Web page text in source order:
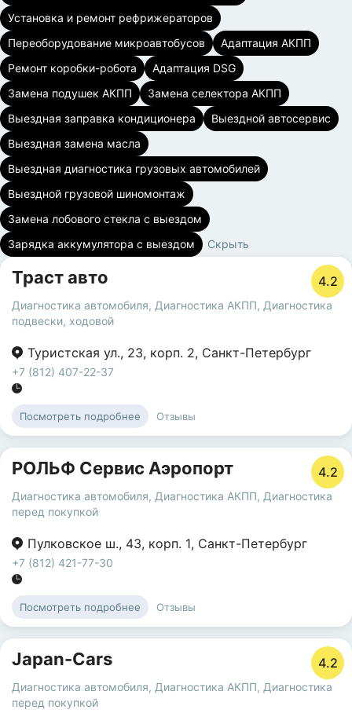
Установка и ремонт рефрижераторов
Переоборудование микроавтобусов
Адаптация АКПП
Ремонт коробки-робота
Адаптация DSG
Замена подушек АКПП
Замена селектора АКПП
Выездная заправка кондиционера
Выездной автосервис
Выездная замена масла
Выездная диагностика грузовых автомобилей
Выездной грузовой шиномонтаж
Замена лобового стекла с выездом
Зарядка аккумулятора с выездом
Скрыть
Траст авто 4.2
Диагностика автомобиля, Диагностика АКПП, Диагностика
подвески, ходовой
Туристская ул., 23, корп. 2, Санкт-Петербург
+7 (812) 407-22-37
Посмотреть подробнее Отзывы
РОЛЬФ Сервис Аэропорт 4.2
Диагностика автомобиля, Диагностика АКПП, Диагностика
перед покупкой
Пулковское ш., 43, корп. 1, Санкт-Петербург
+7 (812) 421-77-30
Посмотреть подробнее Отзывы
Japan-Cars 4.2
Диагностика автомобиля, Диагностика АКПП, Диагностика
перед покупкой